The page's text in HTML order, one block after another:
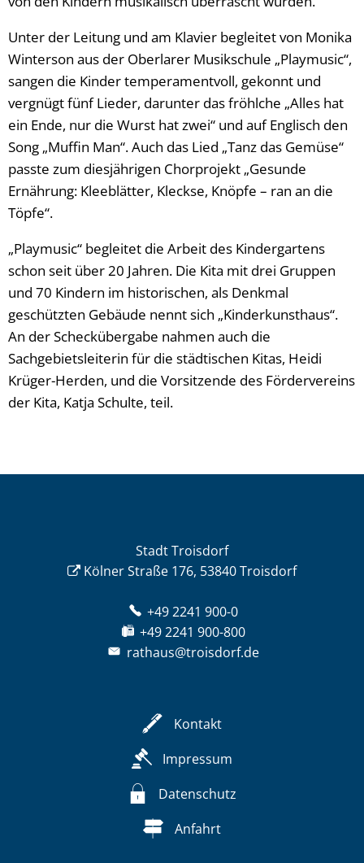
Unter der Leitung und am Klavier begleitet von Monika
Winterson aus der Oberlarer Musikschule „Playmusic“,
sangen die Kinder temperamentvoll, gekonnt und
vergnügt fünf Lieder, darunter das fröhlche „Alles hat
ein Ende, nur die Wurst hat zwei“ und auf Englisch den
Song „Muffin Man“. Auch das Lied „Tanz das Gemüse“
passte zum diesjährigen Chorprojekt „Gesunde
Ernährung: Kleeblätter, Kleckse, Knöpfe – ran an die
Töpfe“.
„Playmusic“ begleitet die Arbeit des Kindergartens
schon seit über 20 Jahren. Die Kita mit drei Gruppen
und 70 Kindern im historischen, als Denkmal
geschützten Gebäude nennt sich „Kinderkunsthaus“.
An der Scheckübergabe nahmen auch die
Sachgebietsleiterin für die städtischen Kitas, Heidi
Krüger-Herden, und die Vorsitzende des Fördervereins
der Kita, Katja Schulte, teil.
Stadt Troisdorf
Kölner Straße 176, 53840 Troisdorf
+49 2241 900-0
+49 2241 900-800
rathaus@troisdorf.de
Kontakt
Impressum
Datenschutz
Anfahrt